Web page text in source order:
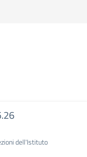
dell'Istituto